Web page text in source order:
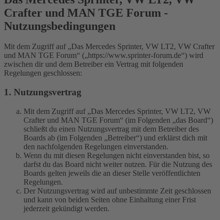
Crafter und MAN TGE Forum -
Nutzungsbedingungen
Mit dem Zugriff auf „Das Mercedes Sprinter, VW LT2, VW Crafter
und MAN TGE Forum“ („https://www.sprinter-forum.de“) wird
zwischen dir und dem Betreiber ein Vertrag mit folgenden
Regelungen geschlossen:
1. Nutzungsvertrag
Mit dem Zugriff auf „Das Mercedes Sprinter, VW LT2, VW
Crafter und MAN TGE Forum“ (im Folgenden „das Board“)
schließt du einen Nutzungsvertrag mit dem Betreiber des
Boards ab (im Folgenden „Betreiber“) und erklärst dich mit
den nachfolgenden Regelungen einverstanden.
Wenn du mit diesen Regelungen nicht einverstanden bist, so
darfst du das Board nicht weiter nutzen. Für die Nutzung des
Boards gelten jeweils die an dieser Stelle veröffentlichten
Regelungen.
Der Nutzungsvertrag wird auf unbestimmte Zeit geschlossen
und kann von beiden Seiten ohne Einhaltung einer Frist
jederzeit gekündigt werden.